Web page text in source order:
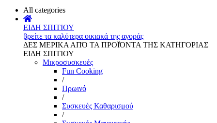
All categories
ΕΙΔΗ ΣΠΙΤΙΟΥ
βρείτε τα καλύτερα οικιακά της αγοράς
ΔΕΣ ΜΕΡΙΚΑ ΑΠΌ ΤΑ ΠΡΟΪΌΝΤΑ ΤΗΣ ΚΑΤΗΓΟΡΙΑΣ
ΕΙΔΗ ΣΠΙΤΙΟΥ
Μικροσυσκευές
Fun Cooking
/
Πρωινό
/
Συσκευές Καθαρισμού
/